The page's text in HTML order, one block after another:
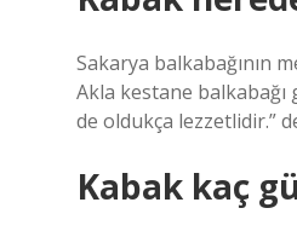
Sakarya balkabağının
Akla kestane balkabağı
de oldukça lezzetlidir.”
Kabak kaç